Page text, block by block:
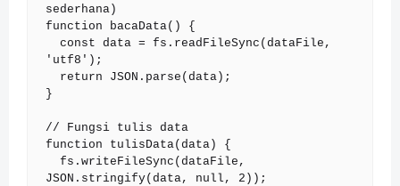
sederhana)
function bacaData() {
'utf8');
}
// Fungsi tulis data
function tulisData(data) {
JSON.stringify(data, null, 2));